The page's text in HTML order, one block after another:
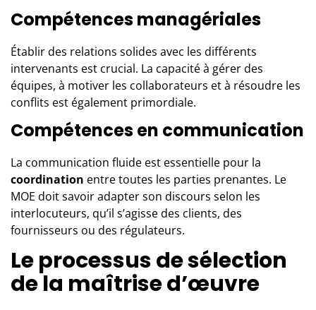
Compétences managériales
Établir des relations solides avec les différents
intervenants est crucial. La capacité à gérer des
équipes, à motiver les collaborateurs et à résoudre les
conflits est également primordiale.
Compétences en communication
La communication fluide est essentielle pour la
coordination entre toutes les parties prenantes. Le
MOE doit savoir adapter son discours selon les
interlocuteurs, qu’il s’agisse des clients, des
fournisseurs ou des régulateurs.
Le processus de sélection
de la maîtrise d’œuvre